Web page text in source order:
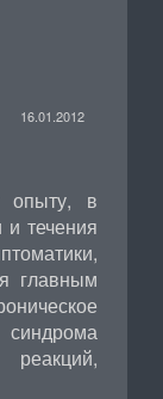
16.01.2012
опыту, в
течения
главным
реакций,